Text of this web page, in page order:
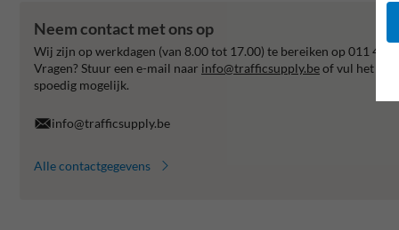
Neem contact met ons op
Wij zijn op werkdagen (van 8.00 tot 17.00) te bereiken op 011 495
Vragen? Stuur een e-mail naar info@trafficsupply.beof vul het
spoedig mogelijk.
info@trafficsupply.be
Alle contactgegevens